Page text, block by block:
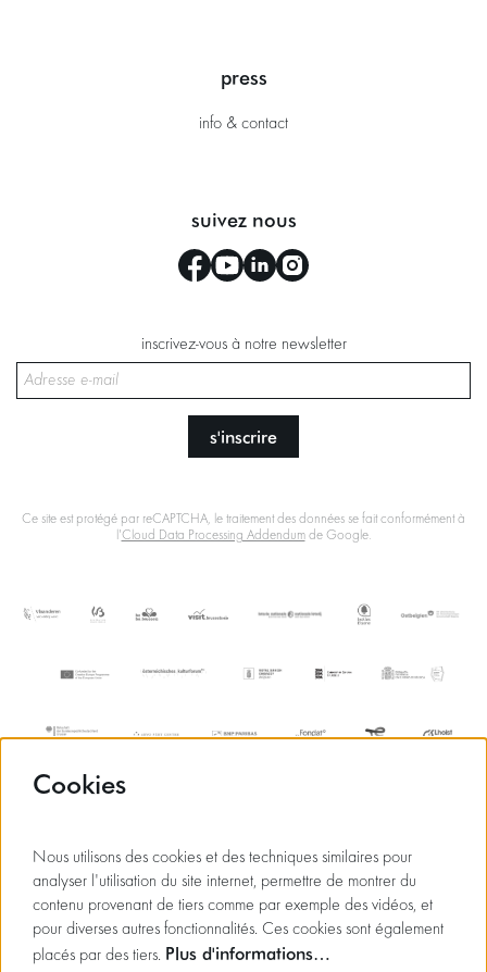
press
info & contact
suivez nous
inscrivez-vous à notre newsletter
s'inscrire
Ce site est protégé par reCAPTCHA, le traitement des données se fait conformément à
l'Cloud Data Processing Addendumde Google.
Cookies
Nous utilisons des cookies et des techniques similaires pour
analyser l'utilisation du site internet, permettre de montrer du
contenu provenant de tiers comme par exemple des vidéos, et
pour diverses autres fonctionnalités. Ces cookies sont également
placés par des tiers. Plus d'informations…